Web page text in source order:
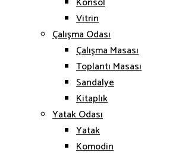
Vitrin
Çalışma Odası
Çalışma Masası
Toplantı Masası
Sandalye
Kitaplık
Yatak Odası
Yatak
Komodin